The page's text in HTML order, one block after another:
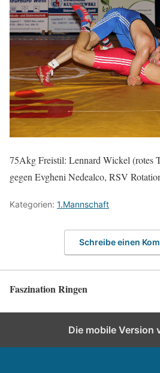
75Akg Freistil: Lennard Wickel (rotes
gegen Evgheni Nedealco, RSV
Kategorien: 1.Mannschaft
Schreibe einen
Faszination Ringen
Die mobile Version